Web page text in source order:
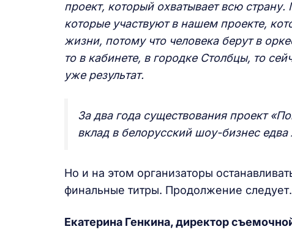
проект, который охватывает всю
которые участвуют в нашем проекте,
жизни, потому что человека берут в
то в кабинете, в городке Столбцы, то
уже результат.
За два года существования проект
вклад в белорусский шоу-бизнес
Но и на этом организаторы
финальные титры. Продолжение следует.
Екатерина Генкина, директор